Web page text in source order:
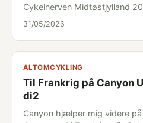
Cykelnerven Midtøstjylland
31/05/2026
ALTOMCYKLING
Til Frankrig på Canyon
di2
Canyon hjælper mig videre